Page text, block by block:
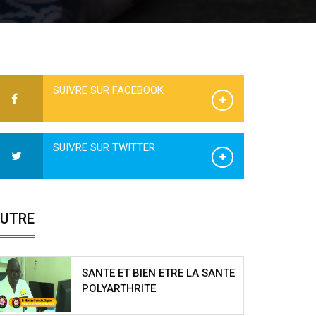
SUIVRE SUR FACEBOOK
SUIVRE SUR TWITTER
SANTE ET BIEN ETRE LA SANTE
POLYARTHRITE